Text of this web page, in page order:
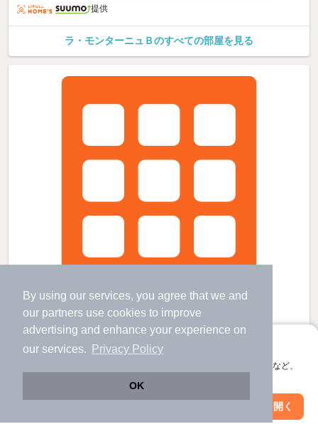
By using our services, you agree that we and
our partners use cookies to improve
advertising and enhance your experience on
our services.
Privacy Policy
OK
アプリに切り替えて、サクサクお部屋探し
会員登録なしですぐ使える。マップ検索やお気に入り保存など、
アプリを開く
提供
ラ・モンターニュＢのすべての部屋を見る
霞ヶ浦駅 歩
三重県四日市市金場町
絞り込み条件を変更